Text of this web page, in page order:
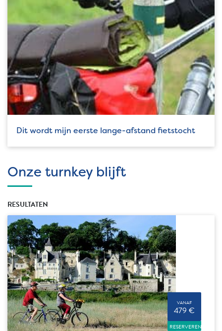
Dit wordt mijn eerste lange-afstand fietstocht
Onze turnkey blijft
RESULTATEN
VANAF
479 €
RESERVEREN